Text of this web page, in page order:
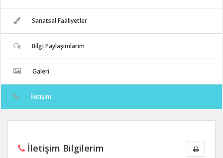
Sanatsal Faaliyetler
Bilgi Paylaşımlarım
Galeri
İletişim
İletişim Bilgilerim